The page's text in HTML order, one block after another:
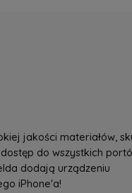
jakości materiałów,
do wszystkich
dodają urządzeniu
iPhone'a!